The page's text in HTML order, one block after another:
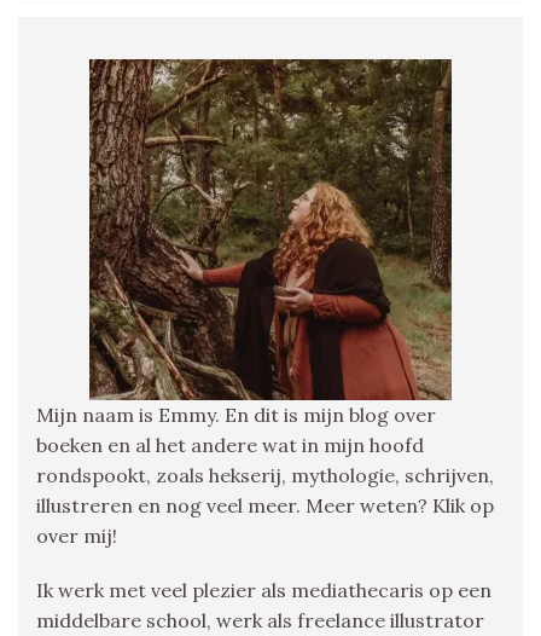
Mijn naam is Emmy. En dit is mijn blog over
boeken en al het andere wat in mijn hoofd
rondspookt, zoals hekserij, mythologie, schrijven,
illustreren en nog veel meer. Meer weten? Klik op
over mij!
Ik werk met veel plezier als mediathecaris op een
middelbare school, werk als freelance illustrator